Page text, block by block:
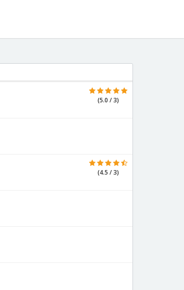
(5.0 / 3)
(4.5 / 3)